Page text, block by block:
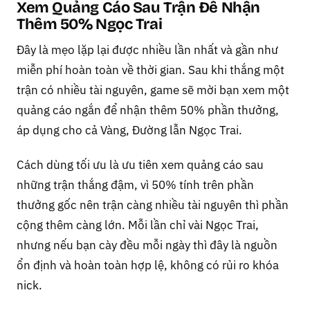
Xem Quảng Cáo Sau Trận Để Nhận
Thêm 50% Ngọc Trai
Đây là mẹo lặp lại được nhiều lần nhất và gần như
miễn phí hoàn toàn về thời gian. Sau khi thắng một
trận có nhiều tài nguyên, game sẽ mời bạn xem một
quảng cáo ngắn để nhận thêm 50% phần thưởng,
áp dụng cho cả Vàng, Đường lẫn Ngọc Trai.
Cách dùng tối ưu là ưu tiên xem quảng cáo sau
những trận thắng đậm, vì 50% tính trên phần
thưởng gốc nên trận càng nhiều tài nguyên thì phần
cộng thêm càng lớn. Mỗi lần chỉ vài Ngọc Trai,
nhưng nếu bạn cày đều mỗi ngày thì đây là nguồn
ổn định và hoàn toàn hợp lệ, không có rủi ro khóa
nick.